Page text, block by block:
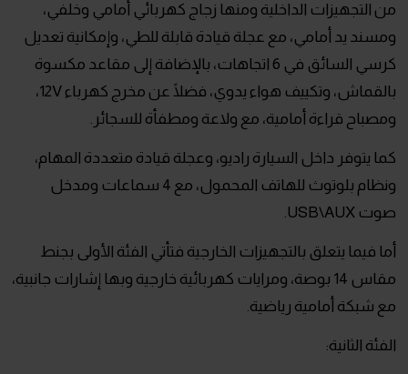
من التجهيزات الداخلية ومنها زجاج كهربائي أمامي وخلفي،
ومسند يد أمامي، مع عجلة قيادة قابلة للطي، وإمكانية تعديل
كرسي السائق في 6 اتجاهات، بالإضافة إلى مقاعد مكسوة
بالقماش، وتكييف هواء يدوي، فضلًا عن مخرج كهرباء 12V،
ومصباح قراءة أمامية، مع ولاعة ومطفأة للسجائر.
كما يتوفر داخل السيارة راديو، وعجلة قيادة متعددة المهام،
ونظام بلوتوث للهاتف المحمول، مع 4 سماعات ومدخل
صوت USB\AUX.
أما فيما يتعلق بالتجهيزات الخارجية فتأتي الفئة الأولى بجنط
مقاس 14 بوصة، ومرايات كهربائية خارجية وبها إشارات جانبية،
مع شبكة أمامية رياضية.
الفئة الثانية: